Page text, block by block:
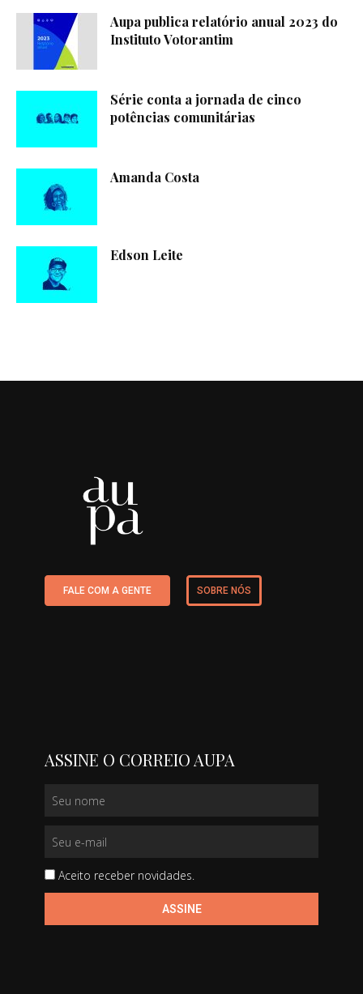
Aupa publica relatório anual 2023 do
Instituto Votorantim
Série conta a jornada de cinco
potências comunitárias
Amanda Costa
Edson Leite
FALE COM A GENTE SOBRE NÓS
ASSINE O CORREIO AUPA
Aceito receber novidades.
ASSINE